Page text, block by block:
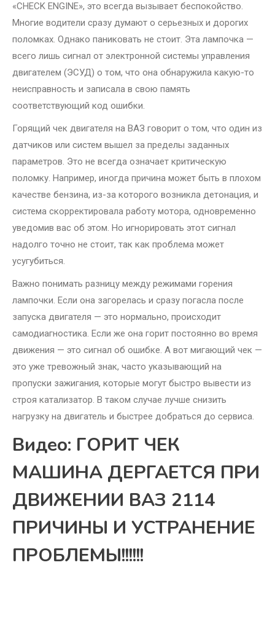
«CHECK ENGINE», это всегда вызывает беспокойство.
Многие водители сразу думают о серьезных и дорогих
поломках. Однако паниковать не стоит. Эта лампочка —
всего лишь сигнал от электронной системы управления
двигателем (ЭСУД) о том, что она обнаружила какую-то
неисправность и записала в свою память
соответствующий код ошибки.
Горящий чек двигателя на ВАЗ говорит о том, что один из
датчиков или систем вышел за пределы заданных
параметров. Это не всегда означает критическую
поломку. Например, иногда причина может быть в плохом
качестве бензина, из-за которого возникла детонация, и
система скорректировала работу мотора, одновременно
уведомив вас об этом. Но игнорировать этот сигнал
надолго точно не стоит, так как проблема может
усугубиться.
Важно понимать разницу между режимами горения
лампочки. Если она загорелась и сразу погасла после
запуска двигателя — это нормально, происходит
самодиагностика. Если же она горит постоянно во время
движения — это сигнал об ошибке. А вот мигающий чек —
это уже тревожный знак, часто указывающий на
пропуски зажигания, которые могут быстро вывести из
строя катализатор. В таком случае лучше снизить
нагрузку на двигатель и быстрее добраться до сервиса.
Видео: ГОРИТ ЧЕК
МАШИНА ДЕРГАЕТСЯ ПРИ
ДВИЖЕНИИ ВАЗ 2114
ПРИЧИНЫ И УСТРАНЕНИЕ
ПРОБЛЕМЫ!!!!!!